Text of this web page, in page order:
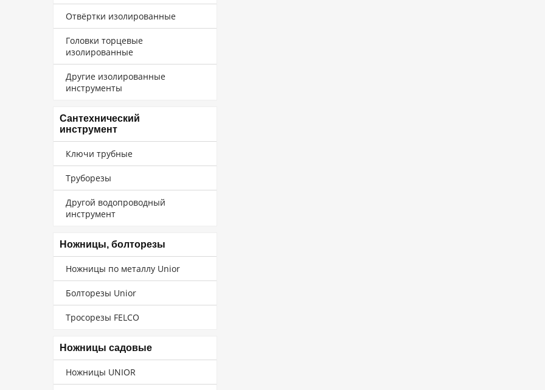
Отвёртки изолированные
Головки торцевые
изолированные
Другие изолированные
инструменты
Сантехнический
инструмент
Ключи трубные
Труборезы
Другой водопроводный
инструмент
Ножницы, болторезы
Ножницы по металлу Unior
Болторезы Unior
Тросорезы FELCO
Ножницы садовые
Ножницы UNIOR